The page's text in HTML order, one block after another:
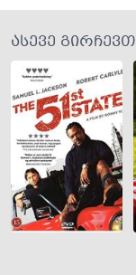
ასევე გირჩევთ